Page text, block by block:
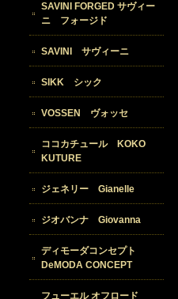
SAVINI FORGED サヴィー
ニ フォージド
SAVINI サヴィーニ
SIKK シック
VOSSEN ヴォッセ
ココカチュール KOKO
KUTURE
ジェネリー Gianelle
ジオバンナ Giovanna
ディモーダコンセプト
DeMODA CONCEPT
フューエル オフロード